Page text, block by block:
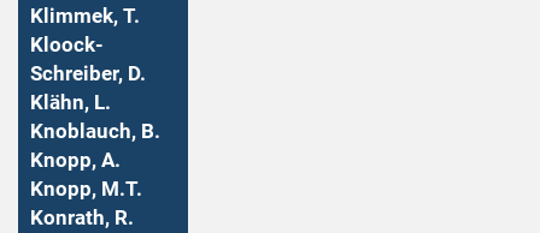
Klimmek, T.
Kloock-
Schreiber, D.
Klähn, L.
Knoblauch, B.
Knopp, A.
Knopp, M.T.
Konrath, R.